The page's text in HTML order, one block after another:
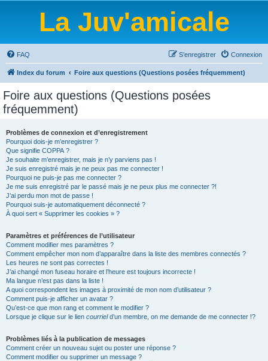
La Juv'amicale
FAQ Connexion
S’enregistrer
Index du forum Foire aux questions (Questions posées fréquemment)
Foire aux questions (Questions posées
fréquemment)
Problèmes de connexion et d’enregistrement
Pourquoi dois-je m’enregistrer ?
Que signifie COPPA ?
Je souhaite m’enregistrer, mais je n’y parviens pas !
Je suis enregistré mais je ne peux pas me connecter !
Pourquoi ne puis-je pas me connecter ?
Je me suis enregistré par le passé mais je ne peux plus me connecter ?!
J’ai perdu mon mot de passe !
Pourquoi suis-je automatiquement déconnecté ?
À quoi sert « Supprimer les cookies » ?
Paramètres et préférences de l’utilisateur
Comment modifier mes paramètres ?
Comment empêcher mon nom d’apparaître dans la liste des membres connectés ?
Les heures ne sont pas correctes !
J’ai changé mon fuseau horaire et l’heure est toujours incorrecte !
Ma langue n’est pas dans la liste !
A quoi correspondent les images à proximité de mon nom d’utilisateur ?
Comment puis-je afficher un avatar ?
Qu’est-ce que mon rang et comment le modifier ?
Lorsque je clique sur le lien courrield’un membre, on me demande de me connecter !?
Problèmes liés à la publication de messages
Comment créer un nouveau sujet ou poster une réponse ?
Comment modifier ou supprimer un message ?